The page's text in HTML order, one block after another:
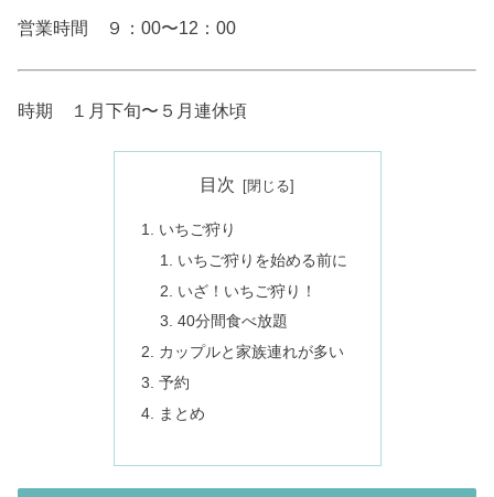
営業時間 ９：00〜12：00
時期 １月下旬〜５月連休頃
目次
いちご狩り
いちご狩りを始める前に
いざ！いちご狩り！
40分間食べ放題
カップルと家族連れが多い
予約
まとめ